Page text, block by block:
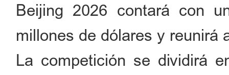
Beijing 2026 contará con
millones de dólares y reunirá
La competición se dividirá